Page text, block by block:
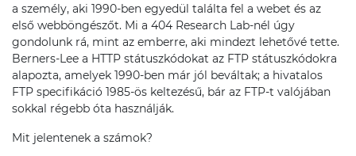
a személy, aki 1990-ben egyedül találta fel a webet és az
első webböngészőt. Mi a 404 Research Lab-nél úgy
gondolunk rá, mint az emberre, aki mindezt lehetővé tette.
Berners-Lee a HTTP státuszkódokat az FTP státuszkódokra
alapozta, amelyek 1990-ben már jól beváltak; a hivatalos
FTP specifikáció 1985-ös keltezésű, bár az FTP-t valójában
sokkal régebb óta használják.
Mit jelentenek a számok?